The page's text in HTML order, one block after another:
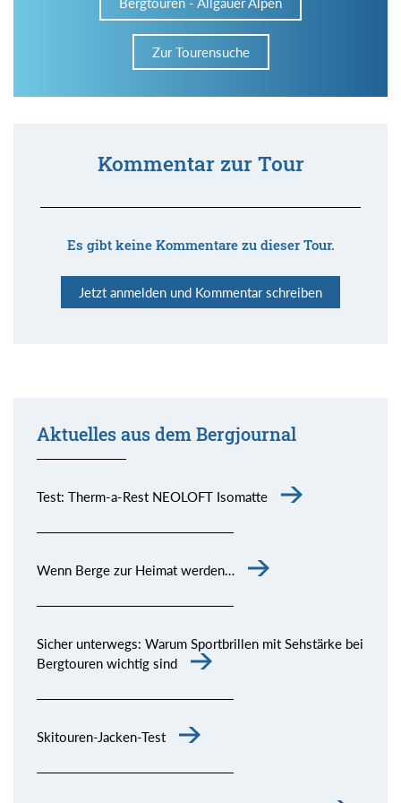
Zur Tourensuche
Kommentar zur Tour
Es gibt keine Kommentare zu dieser Tour.
Jetzt anmelden und Kommentar schreiben
Aktuelles aus dem Bergjournal
Test: Therm-a-Rest NEOLOFT Isomatte
Wenn Berge zur Heimat werden…
Sicher unterwegs: Warum Sportbrillen mit Sehstärke bei
Bergtouren wichtig sind
Skitouren-Jacken-Test